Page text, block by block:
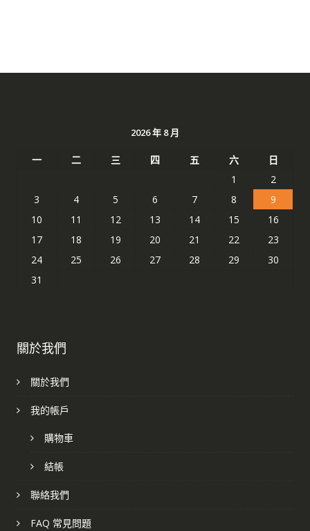
2026 年 8 月
一 二 三 四 五 六
日
1
2
3
4 5 6 7 8
9
10
11 12 13 14 15
16
17
18 19 20 21 22
23
24
25 26 27 28 29
30
31
關於我們
關於我們
我的帳戶
購物車
結帳
聯絡我們
FAQ 常見問題